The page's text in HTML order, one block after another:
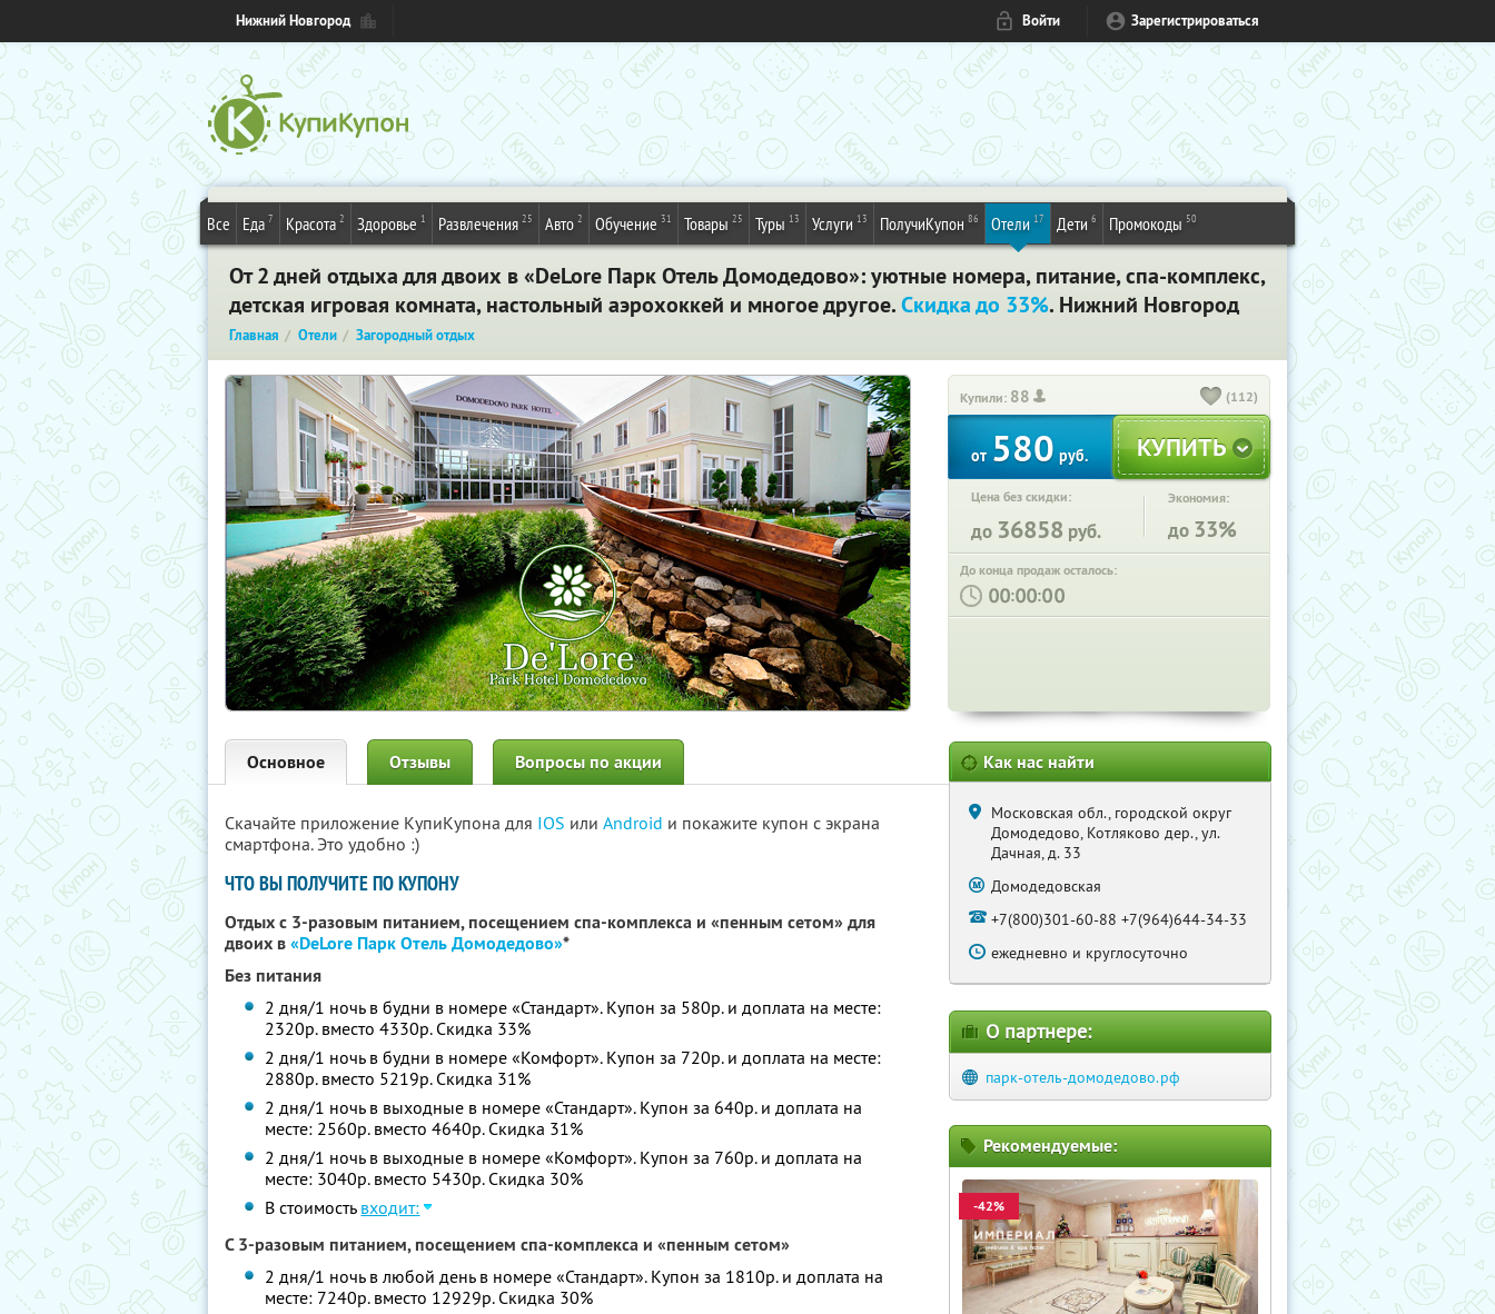
Нижний Новгород Войти Зарегистрироваться
Все Еда 7 Красота 2 Здоровье 1 Развлечения 25 Авто 2 Обучение 31 Товары 25 Туры 13 Услуги 13 ПолучиКупон 86 Отели 17 Дети 6 Промокоды 50
От 2 дней отдыха для двоих в «DeLore Парк Отель Домодедово»: уютные номера, питание, спа-комплекс,
детская игровая комната, настольный аэрохоккей и многое другое.Скидка до 33%. Нижний Новгород
Главная Отели Загородный отдых
Купили: 88 (112)
от580руб.
Цена без скидки:
до 36858 руб.
Экономия:
до 33%
До конца продаж осталось:
: :
Основное Отзывы Вопросы по акции
Скачайте приложение КупиКупона для IOS или Android и покажите купон с экрана
смартфона. Это удобно :)
ЧТО ВЫ ПОЛУЧИТЕ ПО КУПОНУ
Отдых с 3-разовым питанием, посещением спа-комплекса и «пенным сетом» для
двоих в«DeLore Парк Отель Домодедово»*
Без питания
2 дня/1 ночь в будни в номере «Стандарт». Купон за 580р. и доплата на месте:
2320р. вместо 4330р. Скидка 33%
2 дня/1 ночь в будни в номере «Комфорт». Купон за 720р. и доплата на месте:
2880р. вместо 5219р. Скидка 31%
2 дня/1 ночь в выходные в номере «Стандарт». Купон за 640р. и доплата на
месте: 2560р. вместо 4640р. Скидка 31%
2 дня/1 ночь в выходные в номере «Комфорт». Купон за 760р. и доплата на
месте: 3040р. вместо 5430р. Скидка 30%
В стоимость входит:
С 3-разовым питанием, посещением спа-комплекса и «пенным сетом»
2 дня/1 ночь в любой день в номере «Стандарт». Купон за 1810р. и доплата на
месте: 7240р. вместо 12929р. Скидка 30%
Как нас найти
Московская обл., городской округ
Домодедово, Котляково дер., ул.
Дачная, д. 33
Домодедовская
+7(800)301-60-88 +7(964)644-34-33
ежедневно и круглосуточно
О партнере:
парк-отель-домодедово.рф
Рекомендуемые:
-42%